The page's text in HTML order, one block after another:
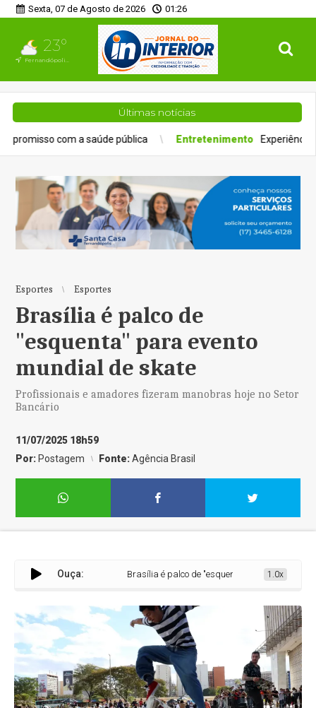
Sexta, 07 de Agosto de 2026 01:26
23°
Fernandópolis, SP
Últimas notícias
pública Entretenimento Experiência gastronômica
Esportes Esportes
Brasília é palco de
"esquenta" para evento
mundial de skate
Profissionais e amadores fizeram manobras hoje no Setor
Bancário
11/07/2025 18h59
Por: Postagem Fonte:Agência Brasil
Ouça: Brasília é palco de "esquenta" para evento mundial
1.0x